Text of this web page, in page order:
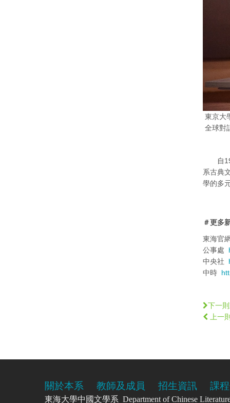
東京大
全球對
自
系古典
學的多
＃更多
東海官
公事處
中央社
中時
下一則
上一
關於本系 教師及成員 招生資訊 課
東海大學中國文學系 Department of Chinese